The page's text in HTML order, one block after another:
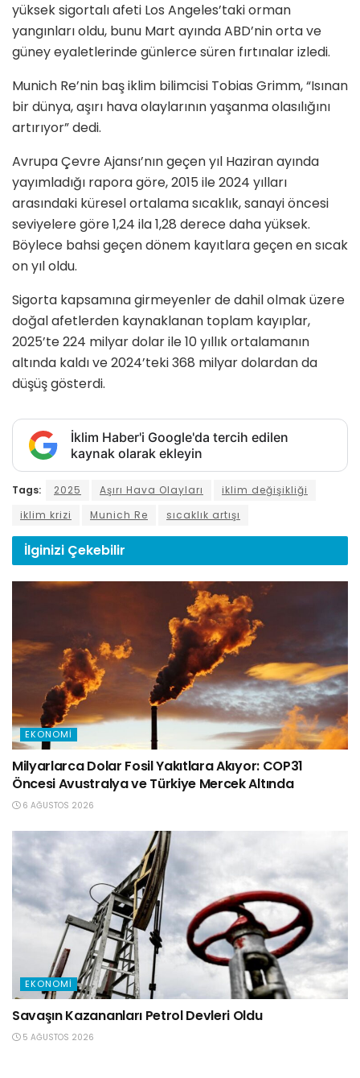
yüksek sigortalı afeti Los Angeles’taki orman
yangınları oldu, bunu Mart ayında ABD’nin orta ve
güney eyaletlerinde günlerce süren fırtınalar izledi.
Munich Re’nin baş iklim bilimcisi Tobias Grimm, “Isınan
bir dünya, aşırı hava olaylarının yaşanma olasılığını
artırıyor” dedi.
Avrupa Çevre Ajansı’nın geçen yıl Haziran ayında
yayımladığı rapora göre, 2015 ile 2024 yılları
arasındaki küresel ortalama sıcaklık, sanayi öncesi
seviyelere göre 1,24 ila 1,28 derece daha yüksek.
Böylece bahsi geçen dönem kayıtlara geçen en sıcak
on yıl oldu.
Sigorta kapsamına girmeyenler de dahil olmak üzere
doğal afetlerden kaynaklanan toplam kayıplar,
2025’te 224 milyar dolar ile 10 yıllık ortalamanın
altında kaldı ve 2024’teki 368 milyar dolardan da
düşüş gösterdi.
İklim Haber'i Google'da tercih edilen
kaynak olarak ekleyin
Tags: 2025 Aşırı Hava Olayları
iklim değişikliği
iklim krizi
Munich Re sıcaklık artışı
İlginizi Çekebilir
EKONOMI
Milyarlarca Dolar Fosil Yakıtlara Akıyor: COP31
Öncesi Avustralya ve Türkiye Mercek Altında
6 AĞUSTOS 2026
EKONOMI
Savaşın Kazananları Petrol Devleri Oldu
5 AĞUSTOS 2026